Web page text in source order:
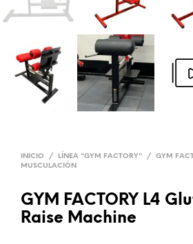
INICIO / LÍNEA "GYM FACTORY" /
GYM
MUSCULACIÓN
GYM FACTORY L4
Raise Machine